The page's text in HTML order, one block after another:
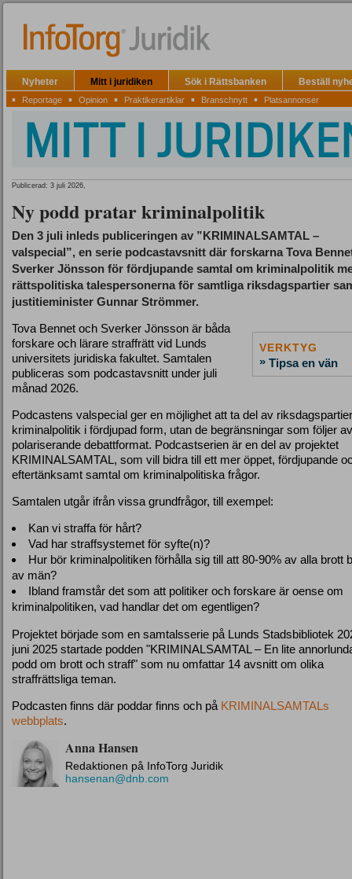
Nyheter Mitt i juridiken Sök i Rättsbanken Beställ
▪ Reportage ▪ Opinion ▪ Praktikerartiklar ▪ Branschnytt ▪ Platsannonser
Publicerad: 3 juli 2026,
Ny podd pratar kriminalpolitik
Den 3 juli inleds publiceringen av ”KRIMINALSAMTAL –
valspecial”, en serie podcastavsnitt där forskarna Tova
Sverker Jönsson för fördjupande samtal om kriminalpolitik
rättspolitiska talespersonerna för samtliga riksdagspartier
justitieminister Gunnar Strömmer.
VERKTYG
» Tipsa en vän
Tova Bennet och Sverker Jönsson är båda
forskare och lärare straffrätt vid Lunds
universitets juridiska fakultet. Samtalen
publiceras som podcastavsnitt under juli
månad 2026.
Podcastens valspecial ger en möjlighet att ta del av
kriminalpolitik i fördjupad form, utan de begränsningar som följer
polariserande debattformat. Podcastserien är en del av projektet
KRIMINALSAMTAL, som vill bidra till ett mer öppet, fördjupande
eftertänksamt samtal om kriminalpolitiska frågor.
Samtalen utgår ifrån vissa grundfrågor, till exempel:
Kan vi straffa för hårt?
Vad har straffsystemet för syfte(n)?
Hur bör kriminalpolitiken förhålla sig till att 80-90% av alla brott
av män?
Ibland framstår det som att politiker och forskare är oense om
kriminalpolitiken, vad handlar det om egentligen?
Projektet började som en samtalsserie på Lunds Stadsbibliotek
juni 2025 startade podden "KRIMINALSAMTAL – En lite
podd om brott och straff" som nu omfattar 14 avsnitt om olika
straffrättsliga teman.
Podcasten finns där poddar finns och på KRIMINALSAMTALs
webbplats.
Anna Hansen
Redaktionen på InfoTorg Juridik
hansenan@dnb.com